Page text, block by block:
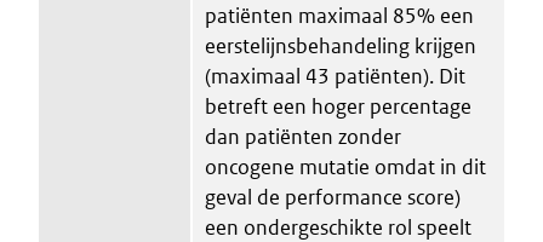
patiënten maximaal 85% een
eerstelijnsbehandeling krijgen
(maximaal 43 patiënten). Dit
betreft een hoger percentage
dan patiënten zonder
oncogene mutatie omdat in dit
geval de performance score)
een ondergeschikte rol speelt